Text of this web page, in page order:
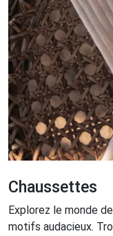
Chaussettes
Explorez le monde
motifs audacieux.